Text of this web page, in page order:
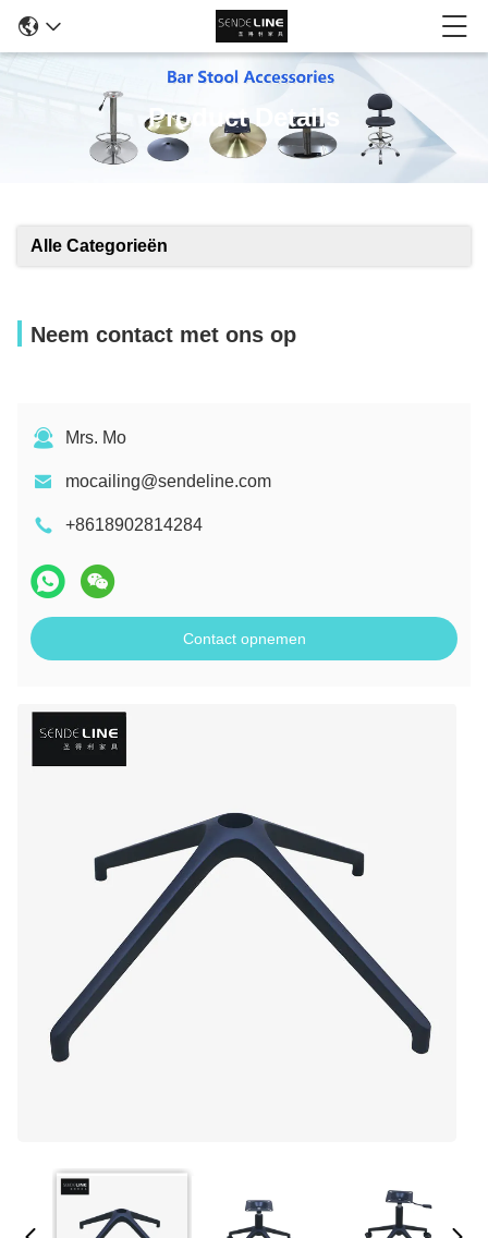
Product Details
Alle Categorieën
Neem contact met ons op
Mrs. Mo
mocailing@sendeline.com
+8618902814284
Contact opnemen